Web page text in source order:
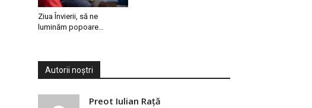
Ziua Învierii, să ne
luminăm popoare…
Autorii noștri
Preot Iulian Raţă